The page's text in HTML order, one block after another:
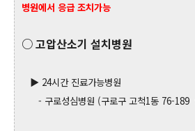
병원에서 응급 조치가능
○ 고압산소기 설치병원
▶ 24시간 진료가능병원
- 구로성심병원 (구로구 고척1동 76-